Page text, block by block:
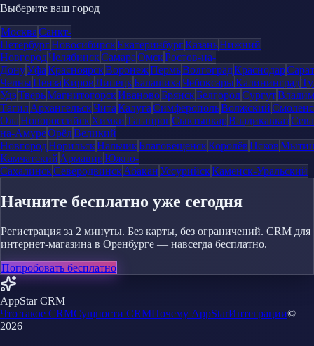
Выберите ваш город
МоскваСанкт-
ПетербургНовосибирскЕкатеринбургКазаньНижний
НовгородЧелябинскСамараОмскРостов-на-
ДонуУфаКрасноярскВоронежПермьВолгоградКраснодар
ЧелныПензаКировЛипецкБалашихаЧебоксарыКалининград
УдэТверьМагнитогорскИвановоБрянскБелгородСургут
ТагилАрхангельскЧитаКалугаСимферопольВолжский
ОлаНовороссийскХимкиТаганрогСыктывкарВладикавказ
на-АмуреОрёлВеликий
НовгородНорильскНальчикБлаговещенскКоролёвПсков
Камчатский АрмавирЮжно-
СахалинскСеверодвинскАбаканУссурийскКаменск-Уральский
Начните бесплатно уже сегодня
Регистрация за 2 минуты. Без карты, без ограничений. CRM для
интернет-магазина в Оренбурге — навсегда бесплатно.
Попробовать бесплатно
AppStar CRM
Что такое CRMСущности CRMПочему AppStarИнтеграции©
2026